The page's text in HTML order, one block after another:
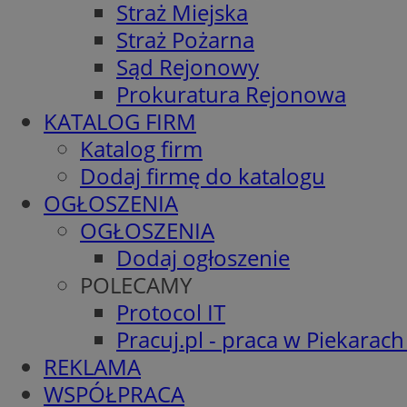
Straż Miejska
Straż Pożarna
Sąd Rejonowy
Prokuratura Rejonowa
KATALOG FIRM
Katalog firm
Dodaj firmę do katalogu
OGŁOSZENIA
OGŁOSZENIA
Dodaj ogłoszenie
POLECAMY
Protocol IT
Pracuj.pl - praca w
REKLAMA
WSPÓŁPRACA